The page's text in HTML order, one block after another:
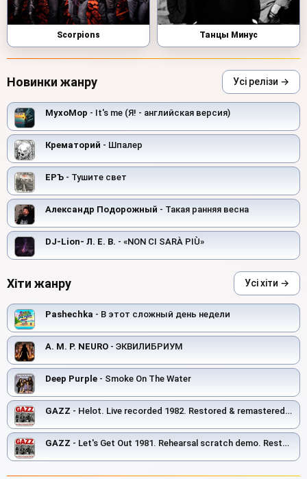
Scorpions Танцы Минус
Новинки жанру Усі релізи →
MyxoMop - It's me (Я! - английская версия)
Крематорий - Шпалер
ЕРЪ - Тушите свет
Александр Подорожный - Такая ранняя весна
DJ-Lion- Л. Е. В. - «NON CI SARÀ PIÙ»
Хіти жанру Усі хіти →
Pashechka - В этот сложный день недели
A. M. P. NEURO - ЭКВИЛИБРИУМ
Deep Purple - Smoke On The Water
GAZZ - Helot. Live recorded 1982. Restored & remastered 2026
GAZZ - Let's Get Out 1981. Rehearsal scratch demo. Restored and remastered 2026.